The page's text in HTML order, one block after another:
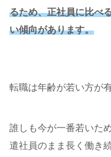
るため、正社員に比べ
い傾向があります。
転職は年齢が若い方が
誰しも今が一番若いた
遣社員のまま長く働き